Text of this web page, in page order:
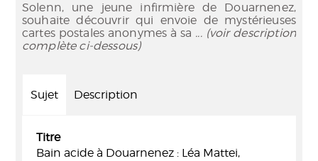
Solenn, une jeune infirmière de Douarnenez,
souhaite découvrir qui envoie de mystérieuses
cartes postales anonymes à sa ... (voir description
complète ci-dessous)
Sujet Description
Titre
Bain acide à Douarnenez : Léa Mattei,